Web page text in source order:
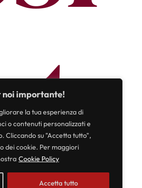
noi importante!
la tua esperienza di
o contenuti personalizzati e
Cliccando su "Accetta tutto",
dei cookie. Per maggiori
Cookie Policy
Accetta tutto